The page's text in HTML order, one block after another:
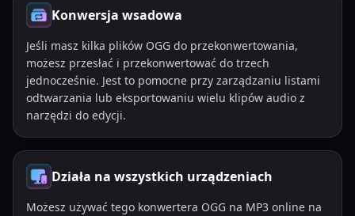
Konwersja wsadowa
Jeśli masz kilka plików OGG do przekonwertowania,
możesz przesłać i przekonwertować do trzech
jednocześnie. Jest to pomocne przy zarządzaniu listami
odtwarzania lub eksportowaniu wielu klipów audio z
narzędzi do edycji.
Działa na wszystkich urządzeniach
Możesz używać tego konwertera OGG na MP3 online na